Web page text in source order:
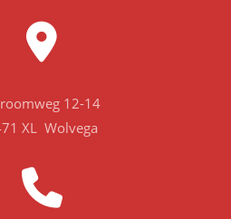
12-14
XL Wolvega